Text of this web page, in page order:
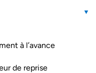
à l’avance
de reprise